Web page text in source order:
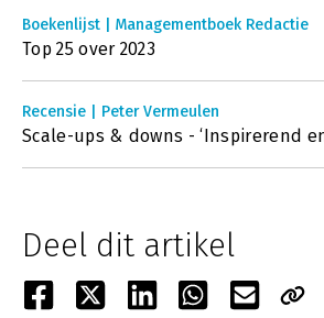
Boekenlijst | Managementboek Redactie
Top 25 over 2023
Recensie | Peter Vermeulen
Scale-ups & downs - ‘Inspirerend
Deel dit artikel